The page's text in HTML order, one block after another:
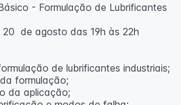
- Formulação de Lubrificantes
20 de agosto das 19h às 22h
de lubrificantes industriais;
formulação;
da aplicação;